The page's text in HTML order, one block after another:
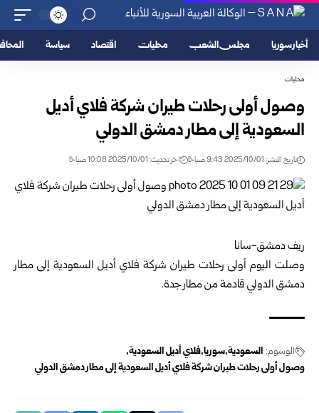
أخبار سوريا مجلس الشعب محليات اقتصاد سياسة
محليات
وصول أولى رحلات طيران شركة فلاي أديل
السعودية إلى مطار دمشق الدولي
تاريخ النشر: 2025/10/01 9:43 صباحًا اخر تحديث: 2025/10/01 10:08 صباحًا
ريف دمشق-سانا
وصلت اليوم أولى رحلات طيران شركة فلاي أديل السعودية إلى مطار
دمشق الدولي قادمة من مطار جدة.
الوسوم: السعودية سوريا فلاي أديل السعودية
وصول أولى رحلات طيران شركة فلاي أديل السعودية إلى مطار دمشق الدولي